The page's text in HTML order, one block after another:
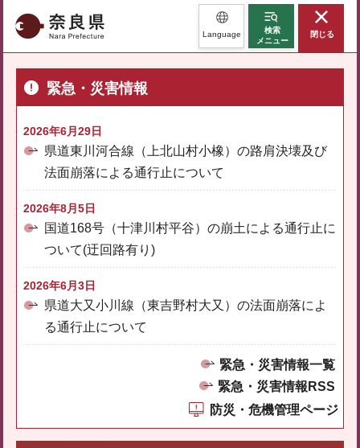
奈良県 Language
検索
メニュー
閉じる
緊急・災害情報
2026年6月29日
県道東川河合線（上北山村小橡）の路肩決壊及び
法面崩落による通行止について
2026年8月5日
国道168号（十津川村平谷）の崩土による通行止に
ついて(迂回路有り)
2026年6月3日
県道大又小川線（東吉野村大又）の法面崩落によ
る通行止について
緊急・災害情報一覧
緊急・災害情報RSS
防災・危機管理ページ